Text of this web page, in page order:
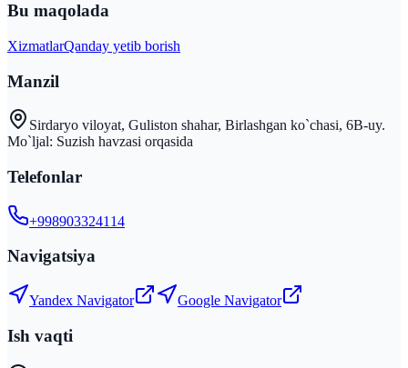
Bu maqolada
XizmatlarQanday yetib borish
Manzil
Sirdaryo viloyat, Guliston shahar, Birlashgan ko`chasi, 6B-uy.
Mo`ljal: Suzish havzasi orqasida
Telefonlar
+998903324114
Navigatsiya
Yandex Navigator Google Navigator
Ish vaqti